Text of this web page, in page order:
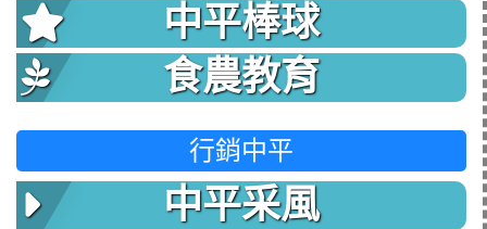
中平棒球
食農教育
行銷中平
中平采風